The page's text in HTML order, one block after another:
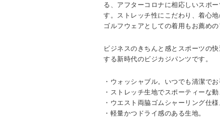
る、アフターコロナに相応しいスポ
す。ストレッチ性にこだわり、着心地
ゴルフウェアとしての着用もお薦めの
ビジネスのきちんと感とスポーツの
する新時代のビジカジパンツです。
・ウォッシャブル。いつでも清潔でお
・ストレッチ生地でスポーティーな動
・ウエスト両脇ゴムシャーリング仕様
・軽量かつドライ感のある生地。